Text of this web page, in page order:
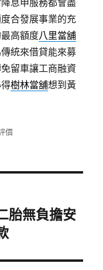
息申服務都會盡
合發展事業的充
高額度八里當舖
統來借貸能來募
留車讓工商融資
樹林當舖想到黃
價
胎無負擔安